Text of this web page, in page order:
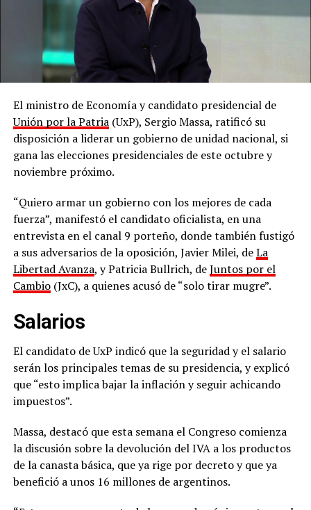
El ministro de Economía y candidato presidencial de
Unión por la Patria(UxP), Sergio Massa, ratificó su
disposición a liderar un gobierno de unidad nacional, si
gana las elecciones presidenciales de este octubre y
noviembre próximo.
“Quiero armar un gobierno con los mejores de cada
fuerza”, manifestó el candidato oficialista, en una
entrevista en el canal 9 porteño, donde también fustigó
a sus adversarios de la oposición, Javier Milei, deLa
Libertad Avanza, y Patricia Bullrich, deJuntos por el
Cambio(JxC), a quienes acusó de “solo tirar mugre”.
Salarios
El candidato de UxP indicó que la seguridad y el salario
serán los principales temas de su presidencia, y explicó
que “esto implica bajar la inflación y seguir achicando
impuestos”.
Massa, destacó que esta semana el Congreso comienza
la discusión sobre la devolución del IVA a los productos
de la canasta básica, que ya rige por decreto y que ya
benefició a unos 16 millones de argentinos.